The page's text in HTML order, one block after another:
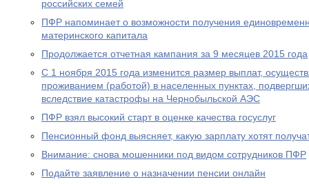
российских семей
ПФР напоминает о возможности получения
материнского капитала
Продолжается отчетная кампания за 9 месяцев 2015 года
С 1 ноября 2015 года изменится размер выплат,
проживанием (работой) в населенных пунктах,
вследствие катастрофы на Чернобыльской АЭС
ПФР взял высокий старт в оценке качества госуслуг
Пенсионный фонд выясняет, какую зарплату хотят
Внимание: снова мошенники под видом сотрудников ПФР
Подайте заявление о назначении пенсии онлайн